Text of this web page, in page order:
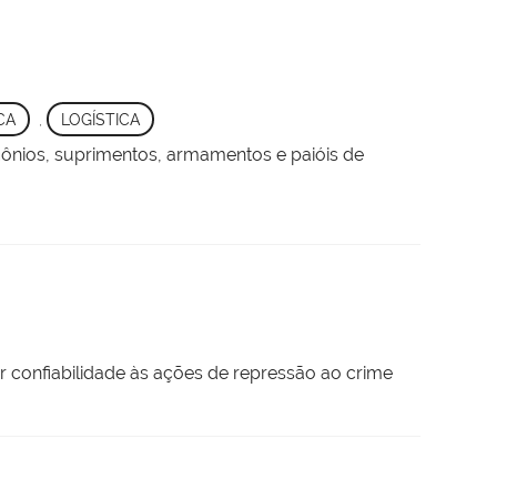
LOGÍSTICA
suprimentos, armamentos e paióis de
às ações de repressão ao crime